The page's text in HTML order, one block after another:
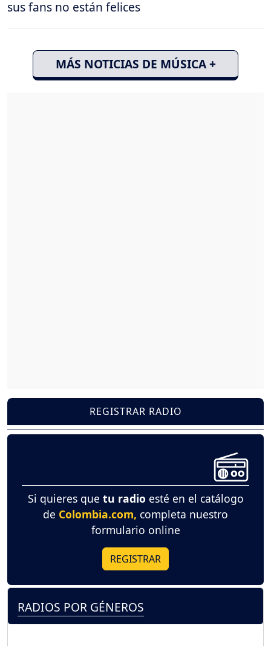
sus fans no están felices
MÁS NOTICIAS DE MÚSICA +
REGISTRAR RADIO
Si quieres que tu radio esté en el catálogo
de Colombia.com, completa nuestro
formulario online
REGISTRAR
RADIOS POR GÉNEROS